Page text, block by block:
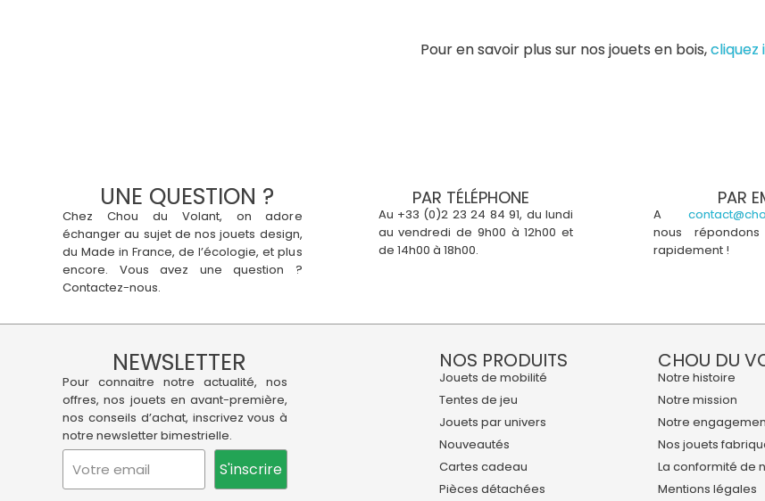
Pour en savoir plus sur nos jouets en bois,cliquez
UNE QUESTION ?
Chez Chou du Volant, on adore
échanger au sujet de nos jouets design,
du Made in France, de l’écologie, et plus
encore. Vous avez une question ?
Contactez-nous.
PAR TÉLÉPHONE
Au +33 (0)2 23 24 84 91, du lundi
au vendredi de 9h00 à 12h00 et
de 14h00 à 18h00.
PAR
A
nous
rapidement !
NEWSLETTER
Pour connaitre notre actualité, nos
offres, nos jouets en avant-première,
nos conseils d’achat, inscrivez vous à
notre newsletter bimestrielle.
S'inscrire
NOS PRODUITS
Jouets de mobilité
Tentes de jeu
Jouets par univers
Nouveautés
Cartes cadeau
Pièces détachées
CHOU DU
Notre histoire
Notre mission
Notre
Nos jouets
La conformité de
Mentions légales